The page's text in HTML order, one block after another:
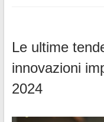
Le ultime
innovazioni
2024